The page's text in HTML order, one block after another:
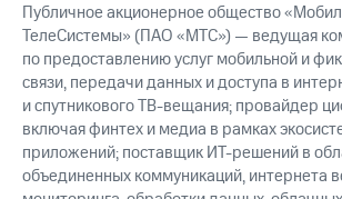
Дивиденды
Рынок
облигаций
Описание
Еврооблигации-2023
Уведомление
о
погашении
Публичное акционерное общество
ТелеСистемы» (ПАО «МТС») — ведущая
по предоставлению услуг мобильной и
связи, передачи данных и доступа в
и спутникового ТВ-вещания; провайдер
включая финтех и медиа в рамках
приложений; поставщик ИТ-решений в
объединенных коммуникаций, интернета